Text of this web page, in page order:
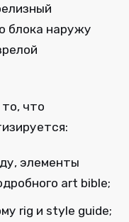
блока наружу
что
элементы
art bible;
rig и style guide;